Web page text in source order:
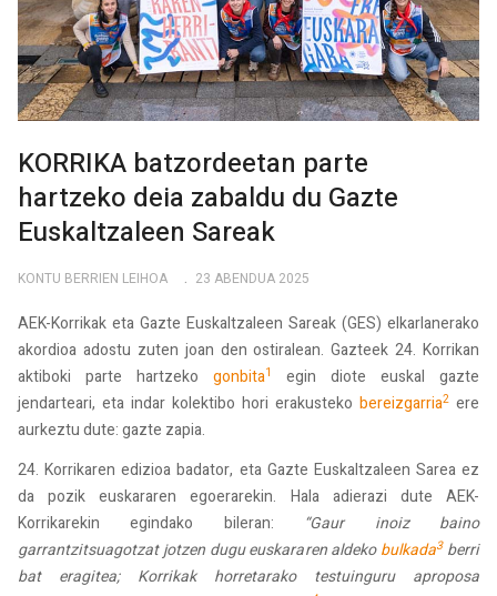
KORRIKA batzordeetan parte
hartzeko deia zabaldu du Gazte
Euskaltzaleen Sareak
KONTU BERRIEN LEIHOA 23 ABENDUA 2025
AEK-Korrikak eta Gazte Euskaltzaleen Sareak (GES) elkarlanerako
akordioa adostu zuten joan den ostiralean. Gazteek 24. Korrikan
aktiboki parte hartzeko gonbita1
egin diote euskal gazte
jendarteari, eta indar kolektibo hori erakusteko bereizgarria2 ere
aurkeztu dute: gazte zapia.
24. Korrikaren edizioa badator, eta Gazte Euskaltzaleen Sarea ez
da pozik euskararen egoerarekin. Hala adierazi dute AEK-
Korrikarekin egindako bileran: “Gaur inoiz baino
garrantzitsuagotzat jotzen dugu euskararen aldekobulkada3berri
bat eragitea; Korrikak horretarako testuinguru aproposa